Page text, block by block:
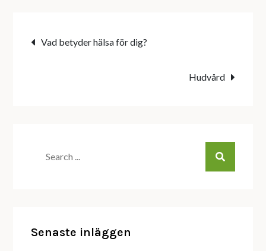
Inläggsnavigering
Vad betyder hälsa för dig?
Hudvård
Senaste inläggen